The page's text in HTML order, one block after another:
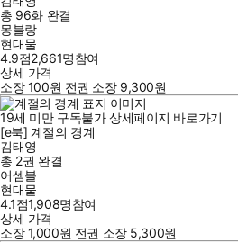
총 96화 완결
몽블랑
현대물
4.9점2,661명참여
상세 가격
소장100원 전권 소장 9,300원
19세 미만 구독불가 상세페이지 바로가기
[e북] 계절의 경계
김태영
총 2권 완결
어셈블
현대물
4.1점1,908명참여
상세 가격
소장1,000원 전권 소장 5,300원